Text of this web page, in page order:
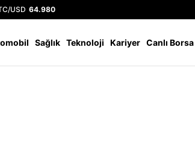
USD 64.980
Sağlık Teknoloji Kariyer Canlı Borsa